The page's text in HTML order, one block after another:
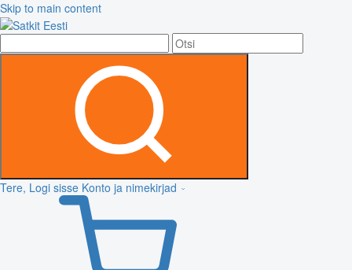
Skip to main content
Tere, Logi sisse Konto ja nimekirjad